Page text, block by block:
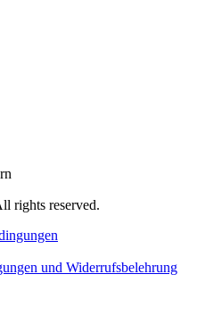
rights reserved.
und Widerrufsbelehrung